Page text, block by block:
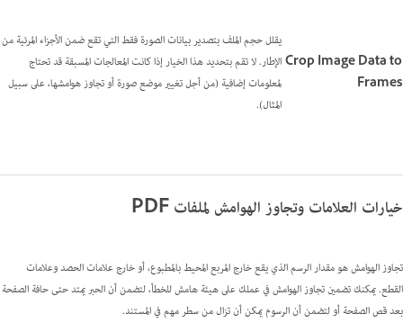
Crop Image Data to
Frames
يقلل حجم الملف بتصدير بيانات الصورة فقط التي تقع ضمن الأجزاء المرئية من
الإطار. لا تقم بتحديد هذا الخيار إذا كانت المعالجات المسبقة قد تحتاج
لمعلومات إضافية (من أجل تغيير موضع صورة أو تجاوز هوامشها، على سبيل
المثال).
خيارات العلامات وتجاوز الهوامش لملفات PDF
تجاوز الهوامش هو مقدار الرسم الذي يقع خارج المربع المحيط بالمطبوع، أو خارج علامات الحصد وعلامات
القطع. يمكنك تضمين تجاوز الهوامش في عملك على هيئة هامش للخطأ، لتضمن أن الحبر يمتد حتى حافة الصفحة
بعد قص الصفحة أو لتضمن أن الرسوم يمكن أن تزال من سطر مهم في المستند.